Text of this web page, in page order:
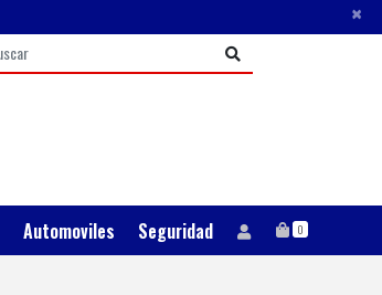
×
Automoviles Seguridad 0